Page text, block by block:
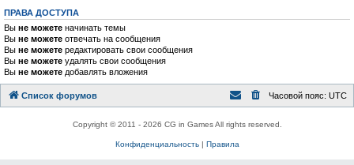
ПРАВА ДОСТУПА
Вы не можете начинать темы
Вы не можете отвечать на сообщения
Вы не можете редактировать свои сообщения
Вы не можете удалять свои сообщения
Вы не можете добавлять вложения
Список форумов Часовой пояс: UTC
Copyright © 2011 - 2026 CG in Games All rights reserved.
Конфиденциальность| Правила